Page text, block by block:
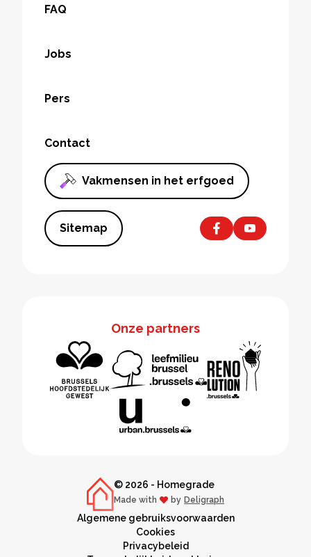
FAQ
Jobs
Pers
Contact
Vakmensen in het erfgoed
Sitemap
Onze partners
© 2026 - Homegrade
Made with love
by Deligraph
Algemene gebruiksvoorwaarden
Cookies
Privacybeleid